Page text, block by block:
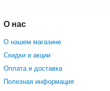
О нас
О нашем магазине
Скидки и акции
Оплата и доставка
Полезная информация